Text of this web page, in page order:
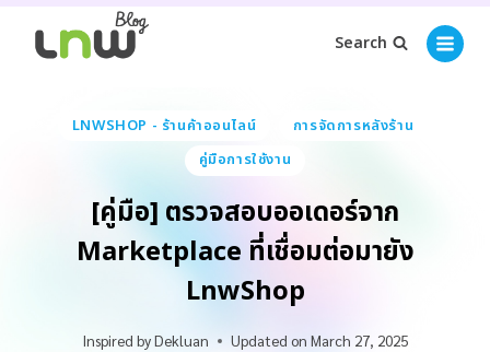
Search
LNWSHOP - ร้านค้าออนไลน์
การจัดการหลังร้าน
คู่มือการใช้งาน
[คู่มือ] ตรวจสอบออเดอร์จาก
Marketplace ที่เชื่อมต่อมายัง
LnwShop
Inspired byDekluan Updated on March 27, 2025